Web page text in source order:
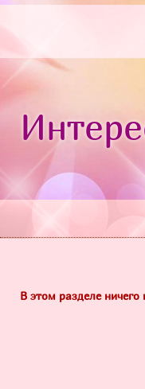
В этом разделе ничего